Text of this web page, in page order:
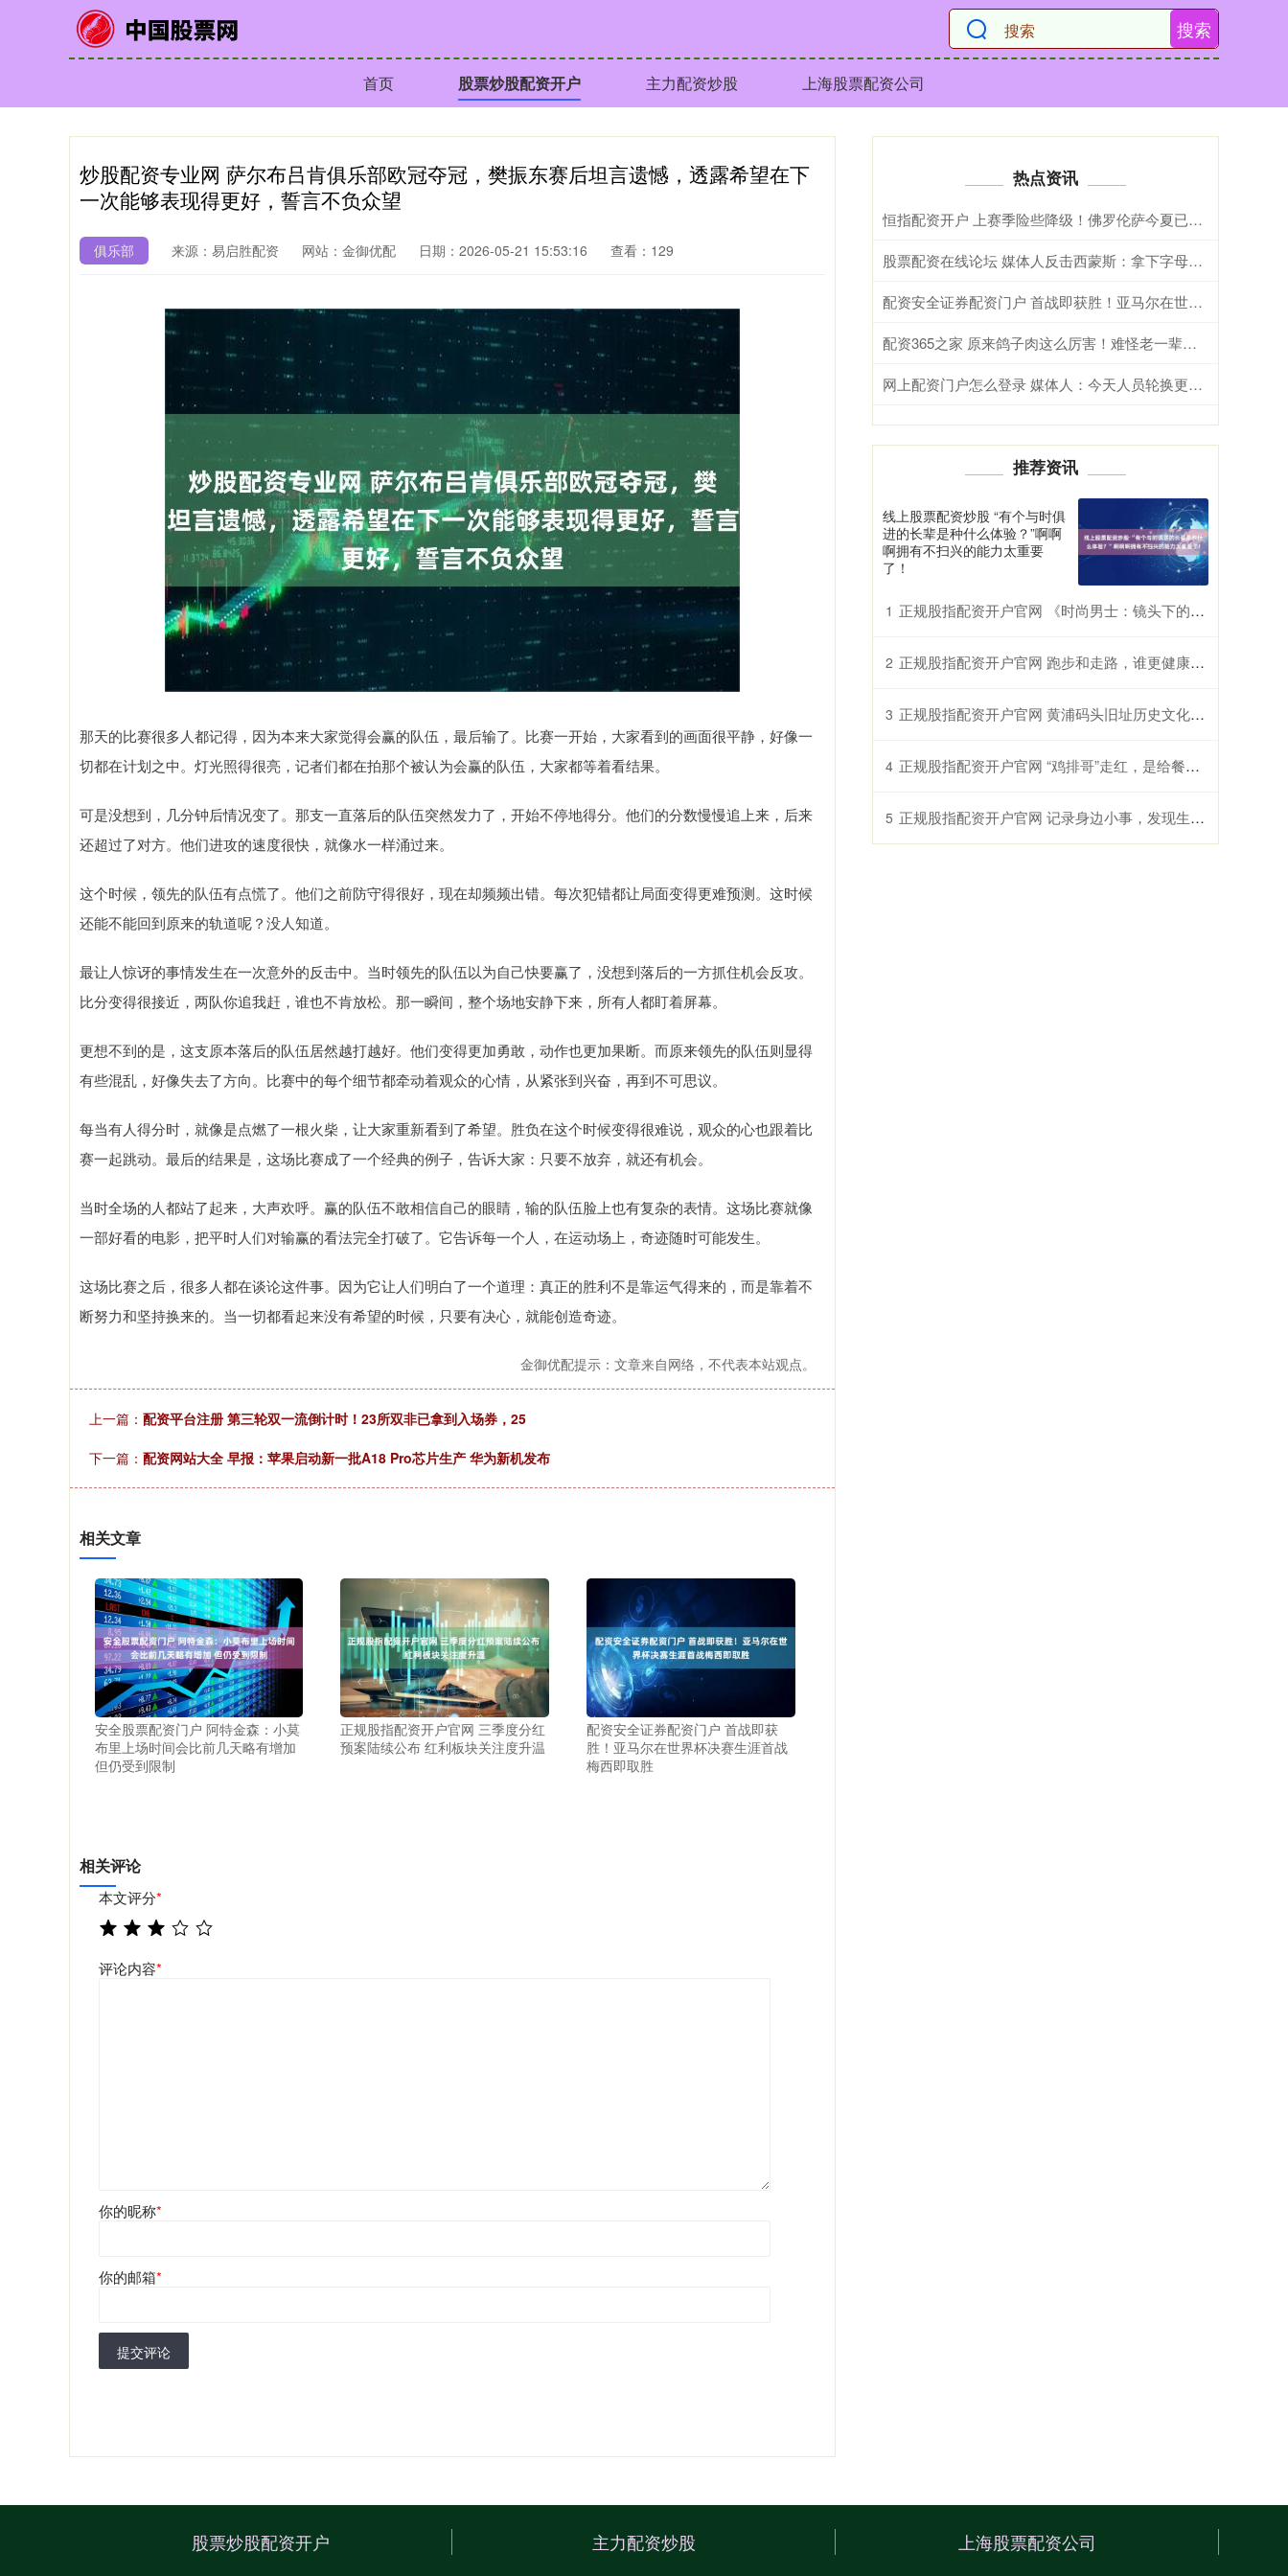
搜索
首页 股票炒股配资开户 主力配资炒股 上海股票配资公司
炒股配资专业网 萨尔布吕肯俱乐部欧冠夺冠，樊振东赛后坦言遗憾，透露希望在下
一次能够表现得更好，誓言不负众望
俱乐部 来源：易启胜配资 网站：金御优配 日期：2026-05-21 15:53:16 查看：129
那天的比赛很多人都记得，因为本来大家觉得会赢的队伍，最后输了。比赛一开始，大家看到的画面很平静，好像一
切都在计划之中。灯光照得很亮，记者们都在拍那个被认为会赢的队伍，大家都等着看结果。
可是没想到，几分钟后情况变了。那支一直落后的队伍突然发力了，开始不停地得分。他们的分数慢慢追上来，后来
还超过了对方。他们进攻的速度很快，就像水一样涌过来。
这个时候，领先的队伍有点慌了。他们之前防守得很好，现在却频频出错。每次犯错都让局面变得更难预测。这时候
还能不能回到原来的轨道呢？没人知道。
最让人惊讶的事情发生在一次意外的反击中。当时领先的队伍以为自己快要赢了，没想到落后的一方抓住机会反攻。
比分变得很接近，两队你追我赶，谁也不肯放松。那一瞬间，整个场地安静下来，所有人都盯着屏幕。
更想不到的是，这支原本落后的队伍居然越打越好。他们变得更加勇敢，动作也更加果断。而原来领先的队伍则显得
有些混乱，好像失去了方向。比赛中的每个细节都牵动着观众的心情，从紧张到兴奋，再到不可思议。
每当有人得分时，就像是点燃了一根火柴，让大家重新看到了希望。胜负在这个时候变得很难说，观众的心也跟着比
赛一起跳动。最后的结果是，这场比赛成了一个经典的例子，告诉大家：只要不放弃，就还有机会。
当时全场的人都站了起来，大声欢呼。赢的队伍不敢相信自己的眼睛，输的队伍脸上也有复杂的表情。这场比赛就像
一部好看的电影，把平时人们对输赢的看法完全打破了。它告诉每一个人，在运动场上，奇迹随时可能发生。
这场比赛之后，很多人都在谈论这件事。因为它让人们明白了一个道理：真正的胜利不是靠运气得来的，而是靠着不
断努力和坚持换来的。当一切都看起来没有希望的时候，只要有决心，就能创造奇迹。
金御优配提示：文章来自网络，不代表本站观点。
上一篇： 配资平台注册 第三轮双一流倒计时！23所双非已拿到入场券，25
下一篇： 配资网站大全 早报：苹果启动新一批A18 Pro芯片生产 华为新机发布
相关文章
安全股票配资门户 阿特金森：小莫
布里上场时间会比前几天略有增加
但仍受到限制
正规股指配资开户官网 三季度分红
预案陆续公布 红利板块关注度升温
配资安全证券配资门户 首战即获
胜！亚马尔在世界杯决赛生涯首战
梅西即取胜
相关评论
本文评分*
评论内容*
你的昵称*
你的邮箱*
提交评论
热点资讯
恒指配资开户 上赛季险些降级！佛罗伦萨今夏已花超1亿欧，签马斯坦托诺等10将
股票配资在线论坛 媒体人反击西蒙斯：拿下字母的热火绝非休赛期最大输家 绿军才是
配资安全证券配资门户 首战即获胜！亚马尔在世界杯决赛生涯首战梅西即取胜
配资365之家 原来鸽子肉这么厉害！难怪老一辈都爱吃，看完涨知识
网上配资门户怎么登录 媒体人：今天人员轮换更灵活了 上一场省队19分逆转&今天不能松气
推荐资讯
线上股票配资炒股 “有个与时俱
进的长辈是种什么体验？”啊啊
啊拥有不扫兴的能力太重要
了！
1 正规股指配资开户官网 《时尚男士：镜头下的风尚传奇》
2 正规股指配资开户官网 跑步和走路，谁更健康？科学家的发现让人意外
3 正规股指配资开户官网 黄浦码头旧址历史文化街区焕新亮相
4 正规股指配资开户官网 “鸡排哥”走红，是给餐饮行业的启示
5 正规股指配资开户官网 记录身边小事，发现生活的纯粹快乐与趣味
股票炒股配资开户 主力配资炒股 上海股票配资公司